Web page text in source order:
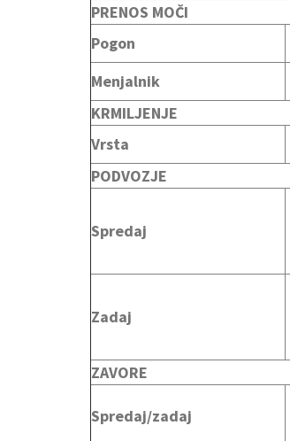
PRENOS MOČI
Pogon
Menjalnik
KRMILJENJE
Vrsta
PODVOZJE
Spredaj
Zadaj
ZAVORE
Spredaj/zadaj